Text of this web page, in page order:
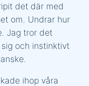
det där med
om. Undrar hur
Jag tror det
och instinktivt
ihop våra